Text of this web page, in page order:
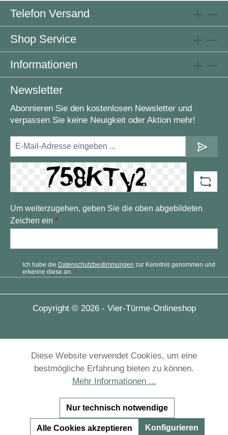
Telefon Versand
Shop Service
Informationen
Newsletter
Abonnieren Sie den kostenlosen Newsletter und
verpassen Sie keine Neuigkeit oder Aktion mehr!
Um weiterzugehen, geben Sie die oben abgebildeten
Zeichen ein *
Ich habe die Datenschutzbestimmungen zur Kenntnis genommen und
erkenne diese an.
Copyright © 2026 - Vier-Türme-Onlineshop
Diese Website verwendet Cookies, um eine
bestmögliche Erfahrung bieten zu können.
Mehr Informationen ...
Nur technisch notwendige
Alle Cookies akzeptieren Konfigurieren